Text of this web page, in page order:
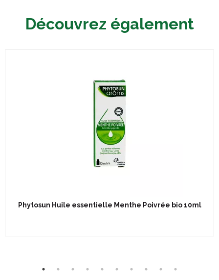
Découvrez également
Phytosun Huile essentielle Menthe Poivrée bio 10ml